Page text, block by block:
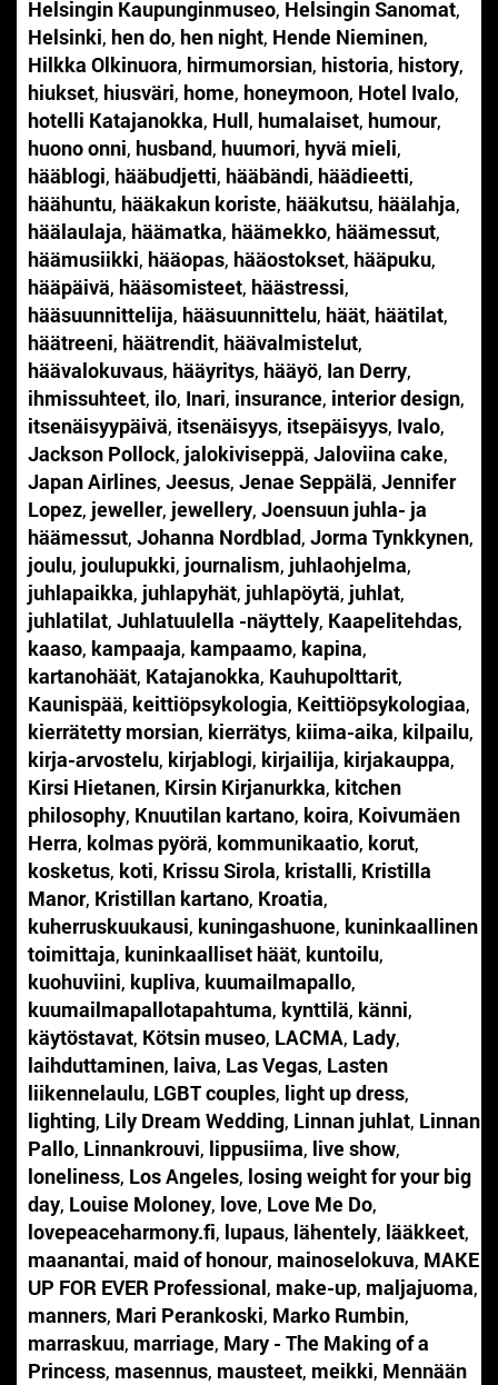
Helsingin Kaupunginmuseo, Helsingin Sanomat,
Helsinki, hen do, hen night, Hende Nieminen,
Hilkka Olkinuora, hirmumorsian, historia, history,
hiukset, hiusväri, home, honeymoon, Hotel Ivalo,
hotelli Katajanokka, Hull, humalaiset, humour,
huono onni, husband, huumori, hyvä mieli,
hääblogi, hääbudjetti, hääbändi, häädieetti,
häähuntu, hääkakun koriste, hääkutsu, häälahja,
häälaulaja, häämatka, häämekko, häämessut,
häämusiikki, hääopas, hääostokset, hääpuku,
hääpäivä, hääsomisteet, häästressi,
hääsuunnittelija, hääsuunnittelu, häät, häätilat,
häätreeni, häätrendit, häävalmistelut,
häävalokuvaus, hääyritys, hääyö, Ian Derry,
ihmissuhteet, ilo, Inari, insurance, interior design,
itsenäisyypäivä, itsenäisyys, itsepäisyys, Ivalo,
Jackson Pollock, jalokiviseppä, Jaloviina cake,
Japan Airlines, Jeesus, Jenae Seppälä, Jennifer
Lopez, jeweller, jewellery, Joensuun juhla- ja
häämessut, Johanna Nordblad, Jorma Tynkkynen,
joulu, joulupukki, journalism, juhlaohjelma,
juhlapaikka, juhlapyhät, juhlapöytä, juhlat,
juhlatilat, Juhlatuulella -näyttely, Kaapelitehdas,
kaaso, kampaaja, kampaamo, kapina,
kartanohäät, Katajanokka, Kauhupolttarit,
Kaunispää, keittiöpsykologia, Keittiöpsykologiaa,
kierrätetty morsian, kierrätys, kiima-aika, kilpailu,
kirja-arvostelu, kirjablogi, kirjailija, kirjakauppa,
Kirsi Hietanen, Kirsin Kirjanurkka, kitchen
philosophy, Knuutilan kartano, koira, Koivumäen
Herra, kolmas pyörä, kommunikaatio, korut,
kosketus, koti, Krissu Sirola, kristalli, Kristilla
Manor, Kristillan kartano, Kroatia,
kuherruskuukausi, kuningashuone, kuninkaallinen
toimittaja, kuninkaalliset häät, kuntoilu,
kuohuviini, kupliva, kuumailmapallo,
kuumailmapallotapahtuma, kynttilä, känni,
käytöstavat, Kötsin museo, LACMA, Lady,
laihduttaminen, laiva, Las Vegas, Lasten
liikennelaulu, LGBT couples, light up dress,
lighting, Lily Dream Wedding, Linnan juhlat, Linnan
Pallo, Linnankrouvi, lippusiima, live show,
loneliness, Los Angeles, losing weight for your big
day, Louise Moloney, love, Love Me Do,
lovepeaceharmony.fi, lupaus, lähentely, lääkkeet,
maanantai, maid of honour, mainoselokuva, MAKE
UP FOR EVER Professional, make-up, maljajuoma,
manners, Mari Perankoski, Marko Rumbin,
marraskuu, marriage, Mary - The Making of a
Princess, masennus, mausteet, meikki, Mennään